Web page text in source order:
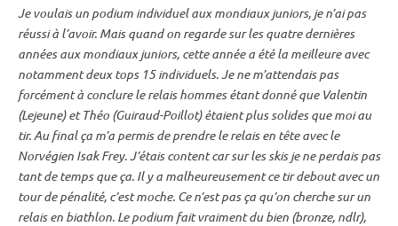
Je voulais un podium individuelaux mondiaux juniors, je n’ai pas
réussi à l’avoir. Mais quand on regarde sur les quatre dernières
années aux mondiaux juniors, cette année a été la meilleure avec
notamment deux tops 15 individuels. Je ne m’attendais pas
forcément à conclure lerelaishommes étant donné que Valentin
(Lejeune) et Théo (Guiraud-Poillot) étaient plus solides que moi au
tir. Au final ça m’a permis de prendre lerelaisen tête avec le
Norvégien Isak Frey. J’étais content car sur les skis je ne perdais pas
tant de temps que ça. Il y a malheureusement ce tirdeboutavec un
tour depénalité, c’est moche. Ce n’est pas ça qu’on cherche sur un
relaisen biathlon. Le podium fait vraiment du bien (bronze, ndlr),